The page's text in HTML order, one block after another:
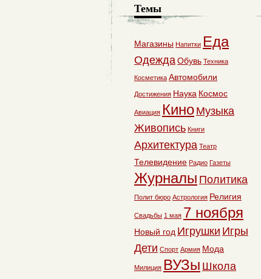
Темы
Магазины Напитки Еда
ОдеждаОбувь Техника
Косметика Автомобили
Достижения Наука Космос
Авиация Кино Музыка
Живопись Книги
Архитектура Театр
Телевидение Радио Газеты
Журналы Политика
Полит бюро Астрология Религия
Свадьбы 1 мая 7 ноября
Новый год Игрушки Игры
Дети Спорт Армия Мода
Милиция ВУЗы Школа